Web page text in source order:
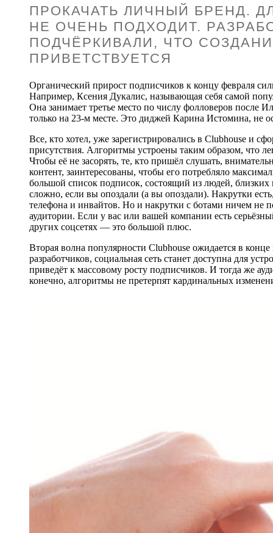
ПРОКАЧАТЬ ЛИЧНЫЙ БРЕНД.
НЕ ОЧЕНЬ ПОДХОДИТ.
ПОДЧЁРКИВАЛИ, ЧТО
ПРИВЕТСТВУЕТСЯ
Органический прирост подписчиков к концу февраля
Например, Ксения Дукалис, называющая себя самой
Она занимает третье место по числу фолловеров после
только на 23-м месте. Это диджей Карина Истомина, не
Все, кто хотел, уже зарегистрировались в Clubhouse и
присутствия. Алгоритмы устроены таким образом, что
Чтобы её не засорять, те, кто пришёл слушать,
контент, заинтересованы, чтобы его потребляло
большой список подписок, состоящий из людей,
сложно, если вы опоздали (а вы опоздали). Накрутки
телефона и инвайтов. Но и накрутки с ботами ничем не
аудитории. Если у вас или вашей компании есть
других соцсетях — это большой плюс.
Вторая волна популярности Clubhouse ожидается в
разработчиков, социальная сеть станет доступна для
приведёт к массовому росту подписчиков. И тогда же
конечно, алгоритмы не претерпят кардинальных